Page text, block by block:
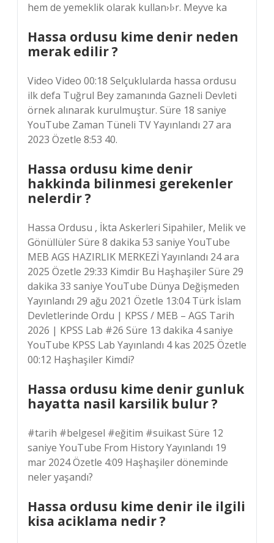
hem de yemeklik olarak kullan›l›r. Meyve ka
Hassa ordusu kime denir neden
merak edilir ?
Video Video 00:18 Selçuklularda hassa ordusu
ilk defa Tuğrul Bey zamanında Gazneli Devleti
örnek alınarak kurulmuştur. Süre 18 saniye
YouTube Zaman Tüneli TV Yayınlandı 27 ara
2023 Özetle 8:53 40.
Hassa ordusu kime denir
hakkinda bilinmesi gerekenler
nelerdir ?
Hassa Ordusu , İkta Askerleri Sipahiler, Melik ve
Gönüllüler Süre 8 dakika 53 saniye YouTube
MEB AGS HAZIRLIK MERKEZİ Yayınlandı 24 ara
2025 Özetle 29:33 Kimdir Bu Haşhaşiler Süre 29
dakika 33 saniye YouTube Dünya Değişmeden
Yayınlandı 29 ağu 2021 Özetle 13:04 Türk İslam
Devletlerinde Ordu | KPSS / MEB – AGS Tarih
2026 | KPSS Lab #26 Süre 13 dakika 4 saniye
YouTube KPSS Lab Yayınlandı 4 kas 2025 Özetle
00:12 Haşhaşiler Kimdi?
Hassa ordusu kime denir gunluk
hayatta nasil karsilik bulur ?
#tarih #belgesel #eğitim #suikast Süre 12
saniye YouTube From History Yayınlandı 19
mar 2024 Özetle 4:09 Haşhaşiler döneminde
neler yaşandı?
Hassa ordusu kime denir ile ilgili
kisa aciklama nedir ?